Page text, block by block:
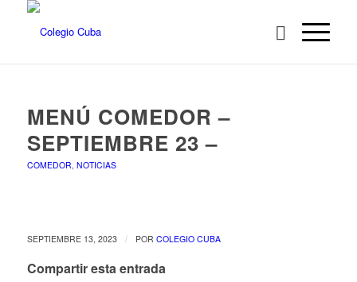
MENÚ COMEDOR –
SEPTIEMBRE 23 –
COMEDOR, NOTICIAS
SEPTIEMBRE 13, 2023 / POR COLEGIO CUBA
Compartir esta entrada